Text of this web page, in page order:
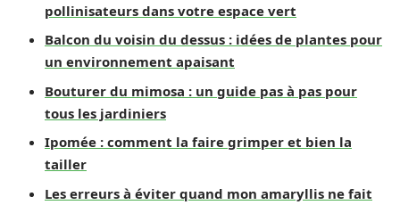
pollinisateurs dans votre espace vert
Balcon du voisin du dessus : idées de plantes pour
un environnement apaisant
Bouturer du mimosa : un guide pas à pas pour
tous les jardiniers
Ipomée : comment la faire grimper et bien la
tailler
Les erreurs à éviter quand mon amaryllis ne fait